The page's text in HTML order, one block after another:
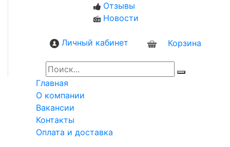
Отзывы
Новости
Личный кабинет Корзина
Главная
О компании
Вакансии
Контакты
Оплата и доставка